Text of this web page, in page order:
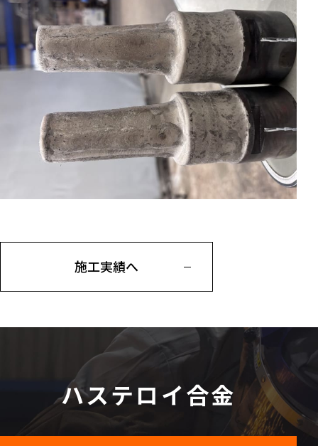
施工実績へ
ハステロイ合金